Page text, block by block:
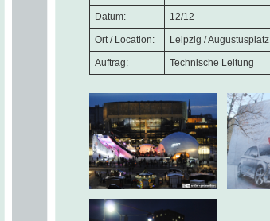
Datum: 12/12
Ort / Location: Leipzig / Augustusplatz
Auftrag: Technische Leitung